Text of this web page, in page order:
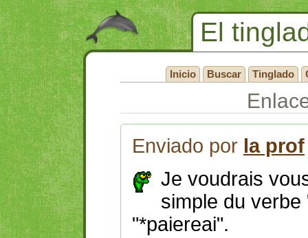
El
Inicio Buscar Tinglado
Enviado por la prof
Je voudrais
simple du
"*paiereai".